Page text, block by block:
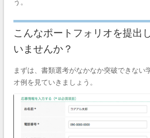
う。
こんなポートフォリオを提出
いませんか？
まずは、書類選考がなかなか突破できない
オ例を見ていきましょう。